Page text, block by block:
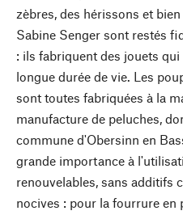
zèbres, des hérissons et
Sabine Senger sont restés
: ils fabriquent des jouets
longue durée de vie. Les
sont toutes fabriquées à la
manufacture de peluches,
commune d'Obersinn en
grande importance à
renouvelables, sans additifs
nocives : pour la fourrure en